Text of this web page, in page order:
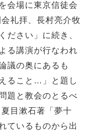
会場に東京信徒会
礼拝、長村亮介牧
ださい」に続き、
る講演が行なわれ
議の奥にあるも
ること…」と題し
題と教会のとるべ
目漱石著「夢十
ているものから出